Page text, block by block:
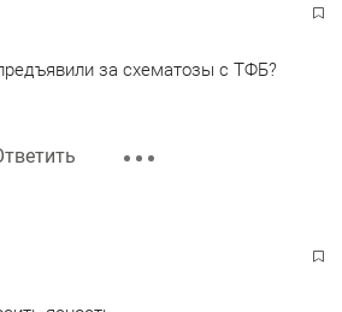
за схематозы с ТФБ?